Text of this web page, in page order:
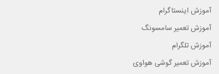
آموزش اینستاگرام
آموزش تعمیر سامسونگ
آموزش تلگرام
آموزش تعمیر گوشی هواوی